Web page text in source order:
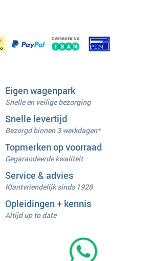
Eigen wagenpark
Snelle en veilige bezorging
Snelle levertijd
Bezorgd binnen 3 werkdagen*
Topmerken op voorraad
Gegarandeerde kwaliteit
Service & advies
Klantvriendelijk sinds 1928
Opleidingen + kennis
Altijd up to date